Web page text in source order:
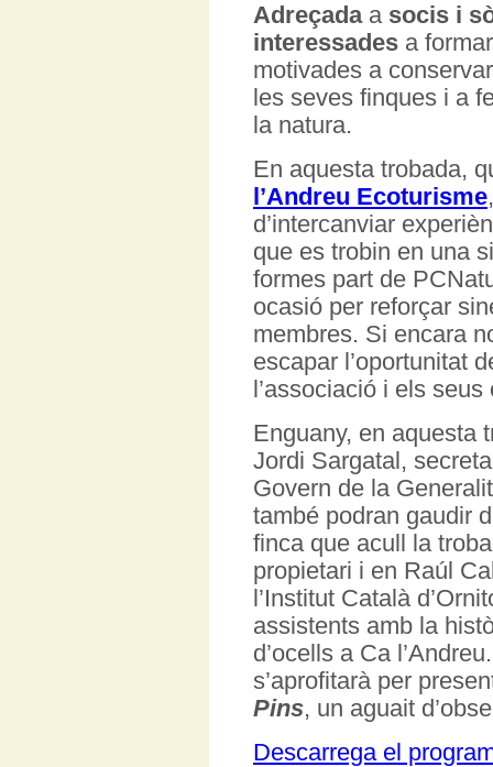
Adreçadaa socis i
interessades a
motivades a
les seves finques i a
la natura.
En aquesta trobada,
l’Andreu Ecoturisme
d’intercanviar
que es trobin en una
formes part de
ocasió per reforçar
membres. Si encara
escapar l’oportunitat
l’associació i els seus
Enguany, en aquesta
Jordi Sargatal,
Govern de la
també podran gaudir
finca que acull la
propietari i en Raúl
l’Institut Català
assistents amb la
d’ocells a Ca
s’aprofitarà per
Pins, un aguait
Descarrega el